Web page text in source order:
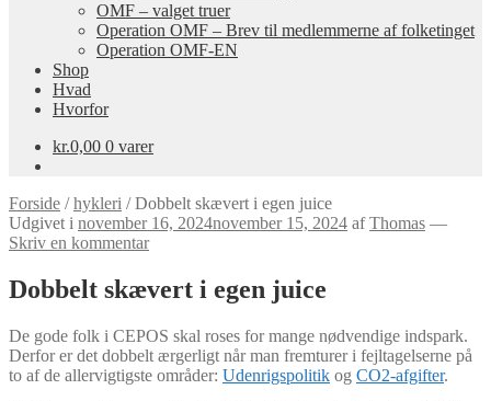
OMF – valget truer
Operation OMF – Brev til medlemmerne af folketinget
Operation OMF-EN
Shop
Hvad
Hvorfor
kr.0,00 0 varer
Forside /hykleri /Dobbelt skævert i egen juice
Udgivet i november 16, 2024november 15, 2024 afThomas —
Skriv en kommentar
Dobbelt skævert i egen juice
De gode folk i CEPOS skal roses for mange nødvendige indspark.
Derfor er det dobbelt ærgerligt når man fremturer i fejltagelserne på
to af de allervigtigste områder: Udenrigspolitik og CO2-afgifter.